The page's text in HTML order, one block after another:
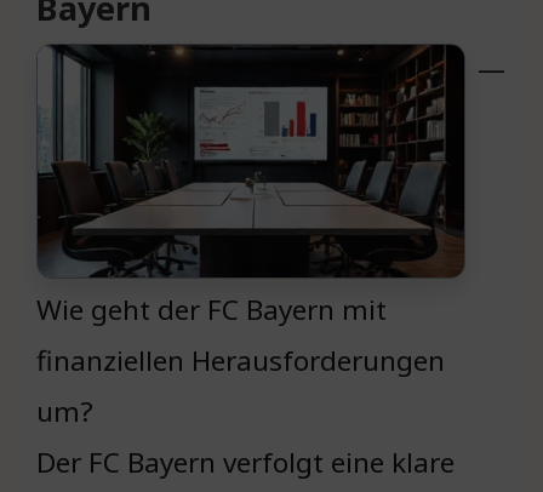
—
Wie geht der FC Bayern mit
finanziellen Herausforderungen
um?
Der FC Bayern verfolgt eine klare